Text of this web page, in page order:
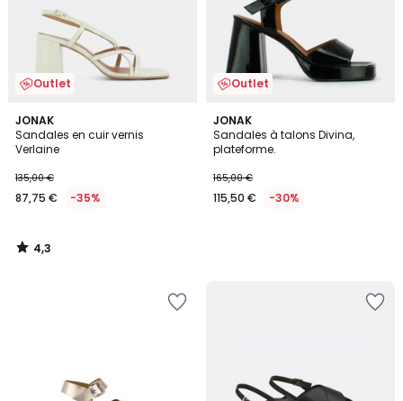
Outlet
JONAK
Sandales en cuir vernis
Verlaine
135,00 €
87,75 € -35%
4,3
/ 5
4,3
/
Outlet
JONAK
Sandales à talons Divina,
plateforme.
165,00 €
115,50 € -30%